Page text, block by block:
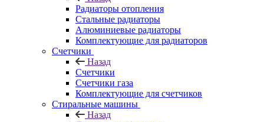
Радиаторы отопления
Стальные радиаторы
Алюминиевые радиаторы
Комплектующие для радиаторов
Счетчики
Назад
Счетчики
Счетчики газа
Комплектующие для счетчиков
Стиральные машины
Назад